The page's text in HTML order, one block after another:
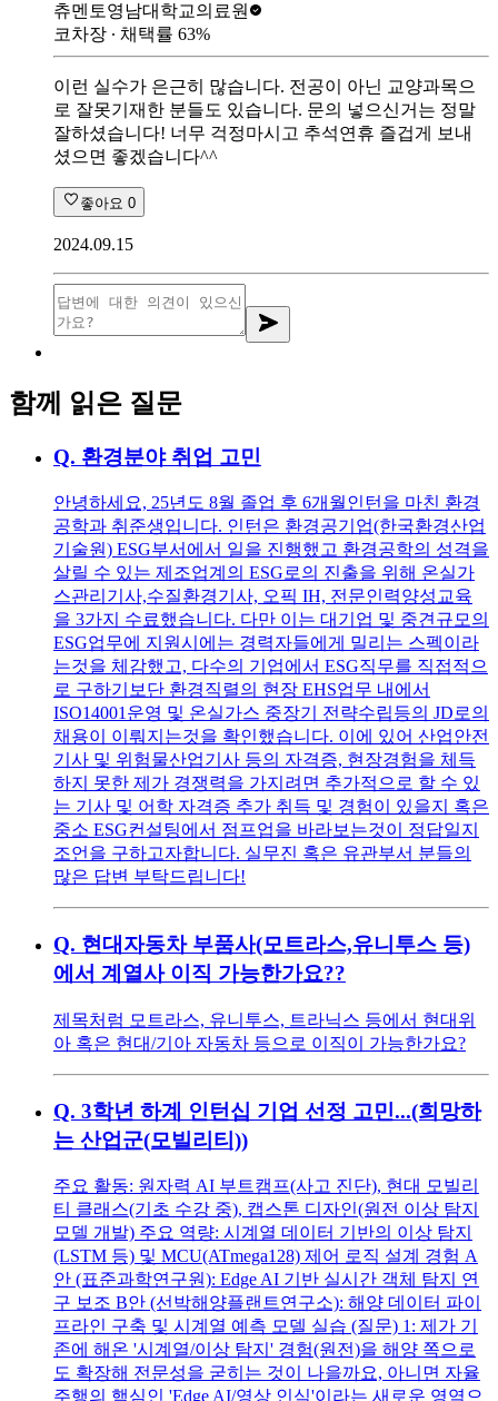
츄멘토영남대학교의료원
코차장 ∙ 채택률 63%
이런 실수가 은근히 많습니다. 전공이 아닌 교양과목으
로 잘못기재한 분들도 있습니다. 문의 넣으신거는 정말
잘하셨습니다! 너무 걱정마시고 추석연휴 즐겁게 보내
셨으면 좋겠습니다^^
좋아요 0
2024.09.15
함께 읽은 질문
Q. 환경분야 취업 고민
안녕하세요, 25년도 8월 졸업 후 6개월인턴을 마친 환경
공학과 취준생입니다. 인턴은 환경공기업(한국환경산업
기술원) ESG부서에서 일을 진행했고 환경공학의 성격을
살릴 수 있는 제조업계의 ESG로의 진출을 위해 온실가
스관리기사,수질환경기사, 오픽 IH, 전문인력양성교육
을 3가지 수료했습니다. 다만 이는 대기업 및 중견규모의
ESG업무에 지원시에는 경력자들에게 밀리는 스펙이라
는것을 체감했고, 다수의 기업에서 ESG직무를 직접적으
로 구하기보단 환경직렬의 현장 EHS업무 내에서
ISO14001운영 및 온실가스 중장기 전략수립등의 JD로의
채용이 이뤄지는것을 확인했습니다. 이에 있어 산업안전
기사 및 위험물산업기사 등의 자격증, 현장경험을 체득
하지 못한 제가 경쟁력을 가지려면 추가적으로 할 수 있
는 기사 및 어학 자격증 추가 취득 및 경험이 있을지 혹은
중소 ESG컨설팅에서 점프업을 바라보는것이 정답일지
조언을 구하고자합니다. 실무진 혹은 유관부서 분들의
많은 답변 부탁드립니다!
Q. 현대자동차 부품사(모트라스,유니투스 등)
에서 계열사 이직 가능한가요??
제목처럼 모트라스, 유니투스, 트라닉스 등에서 현대위
아 혹은 현대/기아 자동차 등으로 이직이 가능한가요?
Q. 3학년 하계 인턴십 기업 선정 고민...(희망하
는 산업군(모빌리티))
주요 활동: 원자력 AI 부트캠프(사고 진단), 현대 모빌리
티 클래스(기초 수강 중), 캡스톤 디자인(원전 이상 탐지
모델 개발) 주요 역량: 시계열 데이터 기반의 이상 탐지
(LSTM 등) 및 MCU(ATmega128) 제어 로직 설계 경험 A
안 (표준과학연구원): Edge AI 기반 실시간 객체 탐지 연
구 보조 B안 (선박해양플랜트연구소): 해양 데이터 파이
프라인 구축 및 시계열 예측 모델 실습 (질문) 1: 제가 기
존에 해온 '시계열/이상 탐지' 경험(원전)을 해양 쪽으로
도 확장해 전문성을 굳히는 것이 나을까요, 아니면 자율
주행의 핵심인 'Edge AI/영상 인식'이라는 새로운 영역으